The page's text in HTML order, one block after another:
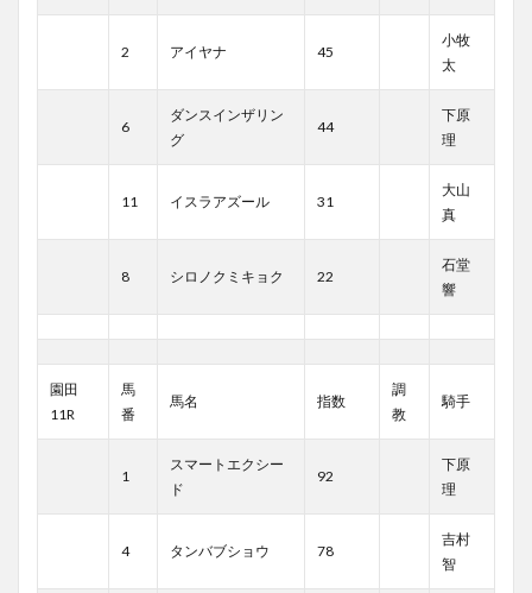
2 アイヤナ 45
小牧
太
6
ダンスインザリン
グ
44
下原
理
11 イスラアズール 31
大山
真
8 シロノクミキョク 22
石堂
響
園田
11R
馬
番
馬名 指数
調
教
騎手
1
スマートエクシー
ド
92
下原
理
4 タンバブショウ 78
吉村
智